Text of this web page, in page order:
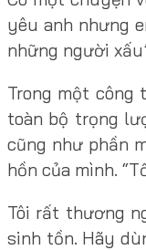
yêu anh nhưng
những người
Trong một công
toàn bộ trọng
cũng như phần
hồn của mình.
Tôi rất thương
sinh tồn. Hãy